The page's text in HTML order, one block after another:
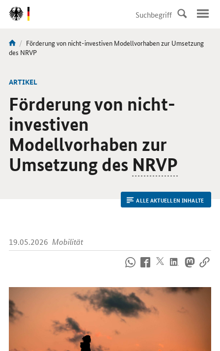
DirektZu:
Navigation
Sie
sind
Aktuelle
Seite:
Förderung von nicht-investiven Modellvorhaben zur Umsetzung
des NRVP
ARTIKEL
Förderung von nicht-
investiven
Modellvorhaben zur
Umsetzung des NRVP
ALLE AKTUELLEN INHALTE
19.05.2026 Mobilität
uns
im
Internet